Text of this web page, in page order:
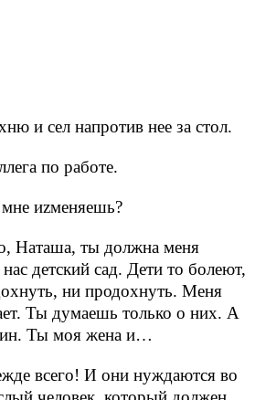
и сел напротив нее за стол.
по работе.
иzменяешь?
Наташа, ты должна меня
детский сад. Дети то болеют,
ни продохнуть. Меня
Ты думаешь только о них. А
Ты моя жена и…
всего! И они нуждаются во